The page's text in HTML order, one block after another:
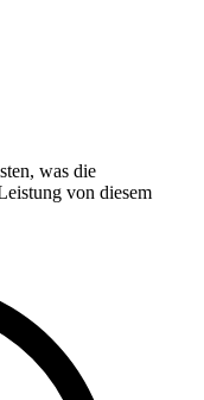
was die
von diesem